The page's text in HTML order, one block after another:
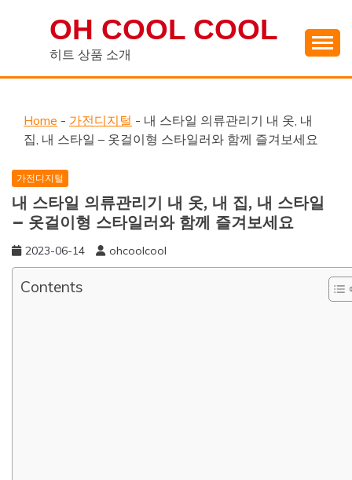
OH COOL COOL
히트 상품 소개
Home - 가전디지털 - 내 스타일 의류관리기 내 옷, 내
집, 내 스타일 – 옷걸이형 스타일러와 함께 즐겨보세요
가전디지털
내 스타일 의류관리기 내 옷, 내 집, 내 스타일
– 옷걸이형 스타일러와 함께 즐겨보세요
2023-06-14 ohcoolcool
Contents